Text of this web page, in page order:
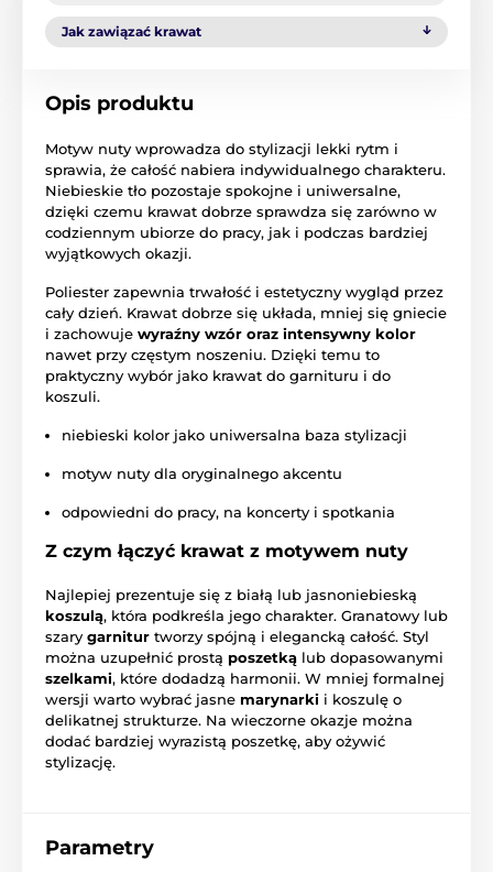
Jak zawiązać krawat
Opis produktu
Motyw nuty wprowadza do stylizacji lekki rytm i
sprawia, że całość nabiera indywidualnego charakteru.
Niebieskie tło pozostaje spokojne i uniwersalne,
dzięki czemu krawat dobrze sprawdza się zarówno w
codziennym ubiorze do pracy, jak i podczas bardziej
wyjątkowych okazji.
Poliester zapewnia trwałość i estetyczny wygląd przez
cały dzień. Krawat dobrze się układa, mniej się gniecie
i zachowuje wyraźny wzór oraz intensywny kolor
nawet przy częstym noszeniu. Dzięki temu to
praktyczny wybór jako krawat do garnituru i do
koszuli.
niebieski kolor jako uniwersalna baza stylizacji
motyw nuty dla oryginalnego akcentu
odpowiedni do pracy, na koncerty i spotkania
Z czym łączyć krawat z motywem nuty
Najlepiej prezentuje się z białą lub jasnoniebieską
koszulą, która podkreśla jego charakter. Granatowy lub
szary garnitur tworzy spójną i elegancką całość. Styl
można uzupełnić prostą poszetką lub dopasowanymi
szelkami, które dodadzą harmonii. W mniej formalnej
wersji warto wybrać jasne marynarki i koszulę o
delikatnej strukturze. Na wieczorne okazje można
dodać bardziej wyrazistą poszetkę, aby ożywić
stylizację.
Parametry